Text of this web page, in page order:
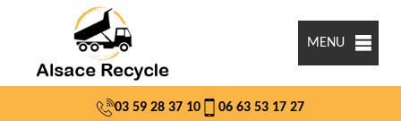
MENU
03 59 28 37 10 06 63 53 17 27